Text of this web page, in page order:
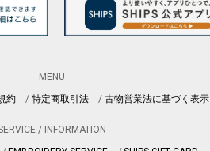
MENU
約 特定商取引法 古物営業法に基づく表示
/ INFORMATION